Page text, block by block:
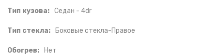
Тип кузова: Седан - 4dr
Тип стекла: Боковые стекла-Правое
Обогрев: Нет